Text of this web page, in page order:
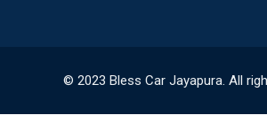
© 2023 Bless Car Jayapura. All